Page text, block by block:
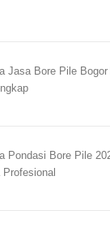
Jasa Bore Pile
Pondasi Bore Pile